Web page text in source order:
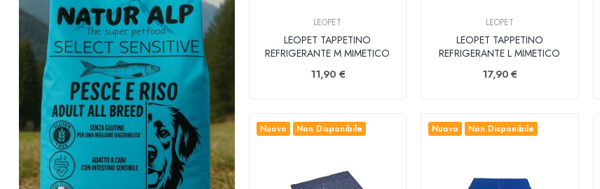
LEOPET
LEOPET TAPPETINO
REFRIGERANTE M MIMETICO
11,90 €
LEOPET
LEOPET TAPPETINO
REFRIGERANTE L MIMETICO
17,90 €
Nuovo Non Disponibile Nuovo Non Disponibile